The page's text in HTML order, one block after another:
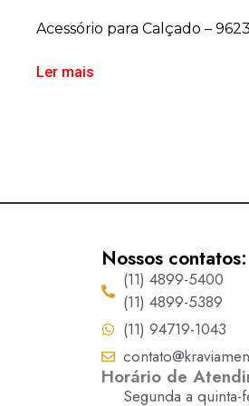
Acessório para Calçado – 9623
Ler mais
Nossos contatos:
(11) 4899-5400
(11) 4899-5389
(11) 94719-1043
Horário de
Segunda a quinta-